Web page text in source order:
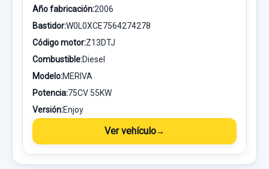
Año fabricación:2006
Bastidor:W0L0XCE7564274278
Código motor:Z13DTJ
Combustible:Diesel
Modelo:MERIVA
Potencia:75CV 55KW
Versión:Enjoy
Ver vehículo